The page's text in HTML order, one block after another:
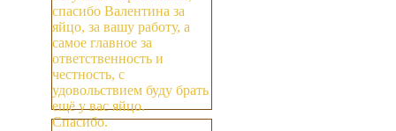
спасибо Валентина за
яйцо, за вашу работу, а
самое главное за
ответственность и
честность, с
удовольствием буду брать
ещё у вас яйцо.
Спасибо.